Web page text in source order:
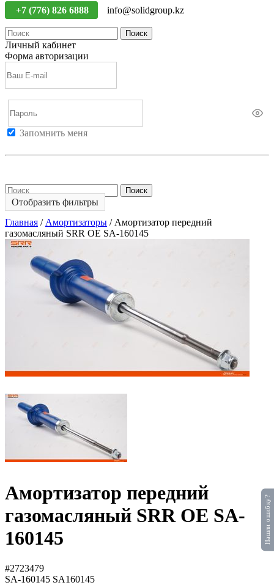
+7 (776) 826 6888 info@solidgroup.kz
Поиск
Личный кабинет
Форма авторизации
Запомнить меня
Поиск
Отобразить фильтры
Главная / Амортизаторы / Амортизатор передний
газомасляный SRR OE SA-160145
Амортизатор передний
газомасляный SRR OE SA-
160145
#2723479
SA-160145 SA160145
Нашли ошибку?